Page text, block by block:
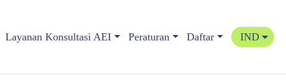
Layanan Konsultasi AEI Peraturan Daftar IND